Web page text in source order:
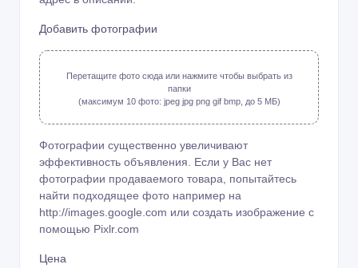
Добавить фотографии
Перетащите фото сюда или нажмите чтобы выбрать из
папки
(максимум 10 фото: jpeg jpg png gif bmp, до 5 МБ)
Фотографии существенно увеличивают
эффективность объявления. Если у Вас нет
фотографии продаваемого товара, попытайтесь
найти подходящее фото например на
http://images.google.com или создать изображение с
помощью Pixlr.com
Цена